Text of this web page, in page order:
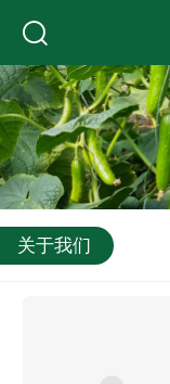
关于我们